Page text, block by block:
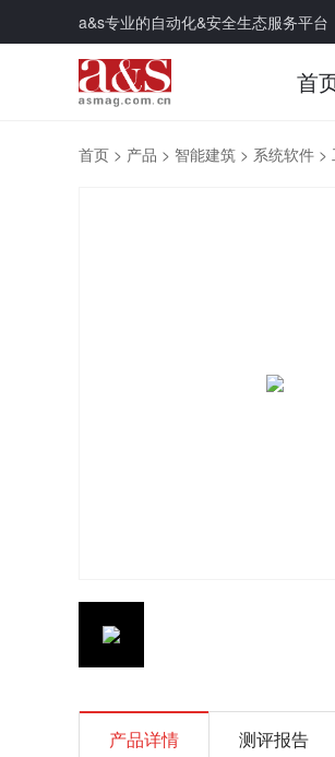
a&s专业的自动化&安全生态服务平台
首
首页 > 产品 > 智能建筑 > 系统软件 >
产品详情 测评报告